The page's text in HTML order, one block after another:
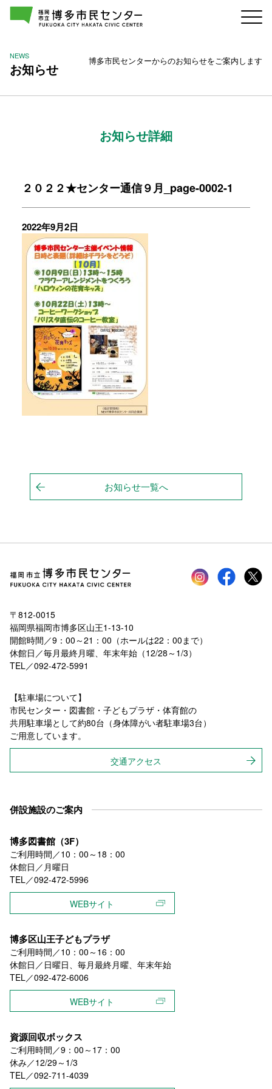
NEWS
お知らせ 博多市民センターからのお知らせをご案内します
お知らせ詳細
２０２２★センター通信９月_page-0002-1
2022年9月2日
お知らせ一覧へ
Instagramfacebook
〒812-0015
福岡県福岡市博多区山王1-13-10
開館時間／9：00～21：00（ホールは22：00まで）
休館日／毎月最終月曜、年末年始（12/28～1/3）
TEL／092-472-5991
【駐車場について】
市民センター・図書館・子どもプラザ・体育館の
共用駐車場として約80台（身体障がい者駐車場3台）
ご用意しています。
交通アクセス
併設施設のご案内
博多図書館（3F）
ご利用時間／10：00～18：00
休館日／月曜日
TEL／092-472-5996
WEBサイト
博多区山王子どもプラザ
ご利用時間／10：00～16：00
休館日／日曜日、毎月最終月曜、年末年始
TEL／092-472-6006
WEBサイト
資源回収ボックス
ご利用時間／9：00～17：00
休み／12/29～1/3
TEL／092-711-4039